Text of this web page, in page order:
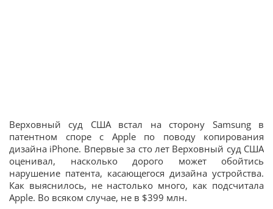
Верховный суд США встал на сторону Samsung в
патентном споре с Apple по поводу копирования
дизайна iPhone. Впервые за сто лет Верховный суд США
оценивал, насколько дорого может обойтись
нарушение патента, касающегося дизайна устройства.
Как выяснилось, не настолько много, как подсчитала
Apple. Во всяком случае, не в $399 млн.